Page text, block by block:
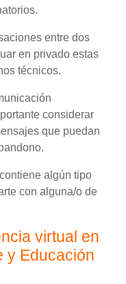
entre dos
en privado estas
técnicos.
considerar
que puedan
algún tipo
con alguna/o de
virtual en
y Educación